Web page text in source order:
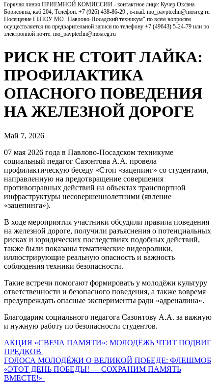
Горячая линия ПРИЕМНОЙ КОМИССИИ - контактное лицо: Кучер Оксана
Борисовна, каб 204, Телефон: +7 (926) 438-86-29 , e-mail: mo_pavptechn@mosreg.ru
Посещение ГБПОУ МО "Павлово-Посадский техникум" по всем вопросам
осуществляется по предварительной записи по телефону +7 (49643) 5-24-79 или по
электронной почте: mo_pavptechn@mosreg.ru
РИСК НЕ СТОИТ ЛАЙКА:
ПРОФИЛАКТИКА
ОПАСНОГО ПОВЕДЕНИЯ
НА ЖЕЛЕЗНОЙ ДОРОГЕ
Май 7, 2026
07 мая 2026 года в Павлово‑Посадском техникуме
социальный педагог Сазонтова А.А. провела
профилактическую беседу «Стоп «зацепинг» со студентами,
направленную на предотвращение совершения
противоправных действий на объектах транспортной
инфраструктуры несовершеннолетними (явление
«зацепинга»).
В ходе мероприятия участники обсудили правила поведения
на железной дороге, получили разъяснения о потенциальных
рисках и юридических последствиях подобных действий,
также были показаны тематические видеоролики,
иллюстрирующие реальную опасность и важность
соблюдения техники безопасности.
Такие встречи помогают формировать у молодёжи культуру
ответственности и безопасного поведения, а также вовремя
предупреждать опасные эксперименты ради «адреналина».
Благодарим социального педагога Сазонтову А.А. за важную
и нужную работу по безопасности студентов.
Навигация
по
записям
АКЦИЯ «СВЕЧА ПАМЯТИ»: МОЛОДЁЖЬ ЧТИТ ПОДВИГ
ПРЕДКОВ
ГОЛОСА МОЛОДЁЖИ О ВЕЛИКОЙ ПОБЕДЕ: ФЛЕШМОБ
«ЭТОТ ДЕНЬ ПОБЕДЫ! — СОХРАНИМ ПАМЯТЬ
ВМЕСТЕ!»